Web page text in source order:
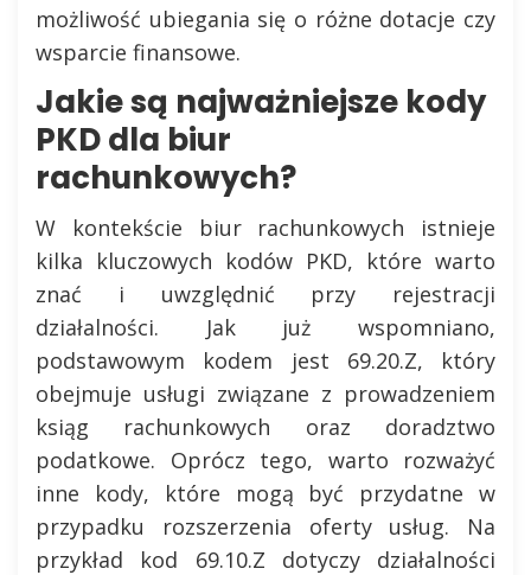
możliwość ubiegania się o różne dotacje czy
wsparcie finansowe.
Jakie są najważniejsze kody
PKD dla biur
rachunkowych?
W kontekście biur rachunkowych istnieje
kilka kluczowych kodów PKD, które warto
znać i uwzględnić przy rejestracji
działalności. Jak już wspomniano,
podstawowym kodem jest 69.20.Z, który
obejmuje usługi związane z prowadzeniem
ksiąg rachunkowych oraz doradztwo
podatkowe. Oprócz tego, warto rozważyć
inne kody, które mogą być przydatne w
przypadku rozszerzenia oferty usług. Na
przykład kod 69.10.Z dotyczy działalności